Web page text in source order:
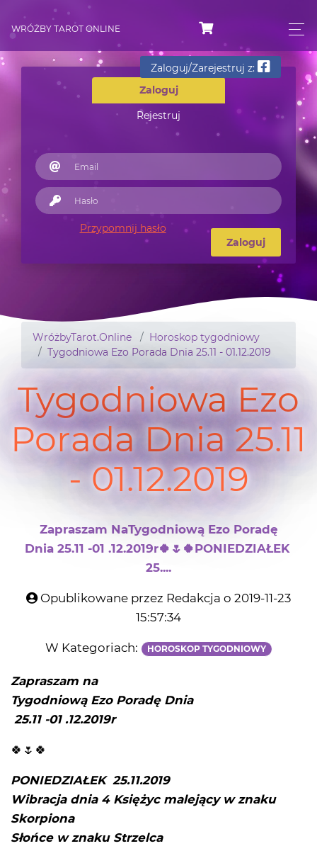
WRÓŻBY TAROT ONLINE
Zaloguj
Rejestruj
Zaloguj/Zarejestruj z:
Przypomnij hasło
Zaloguj
WróżbyTarot.Online
Horoskop tygodniowy
Tygodniowa Ezo Porada Dnia 25.11 - 01.12.2019
Tygodniowa Ezo
Porada Dnia 25.11
- 01.12.2019
Zapraszam NaTygodniową Ezo Poradę
Dnia 25.11 -01 .12.2019r🍀🌷🍀PONIEDZIAŁEK
25....
Opublikowane przez Redakcja o 2019-11-23
15:57:34
W Kategoriach: HOROSKOP TYGODNIOWY
Zapraszam na
Tygodniową Ezo Poradę Dnia
25.11 -01 .12.2019r
🍀🌷🍀
PONIEDZIAŁEK 25.11.2019
Wibracja dnia 4 Księżyc malejący w znaku
Skorpiona
Słońce w znaku Strzelca